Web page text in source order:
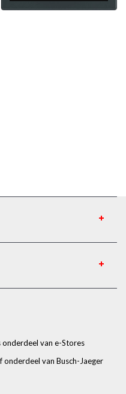
van e-Stores
onderdeel van Busch-Jaeger